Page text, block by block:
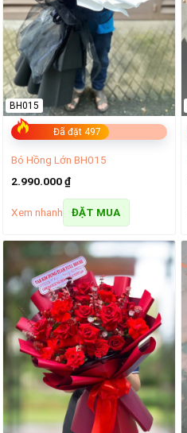
Đã đặt 497
BH015
Bó Hồng Lớn BH015
2.990.000₫
Xem nhanh ĐẶT MUA